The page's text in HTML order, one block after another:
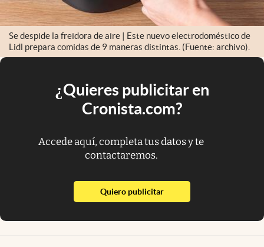
Se despide la freidora de aire | Este nuevo electrodoméstico de
Lidl prepara comidas de 9 maneras distintas. (Fuente: archivo).
¿Quieres publicitar en
Cronista.com?
Accede aquí, completa tus datos y te
contactaremos.
Quiero publicitarabre en nueva pestaña